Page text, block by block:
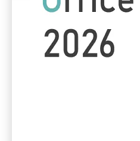
📚目次（全47ページ）